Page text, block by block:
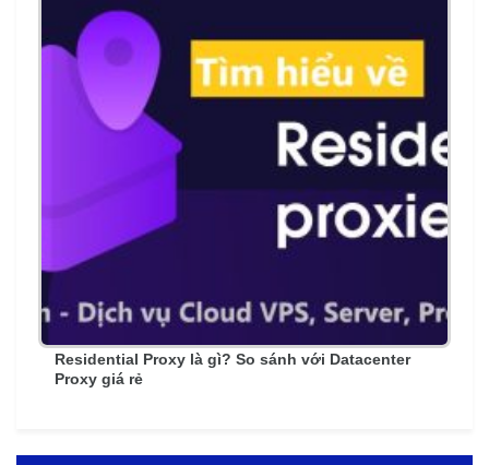
Residential Proxy là gì? So sánh với Datacenter
Proxy giá rẻ